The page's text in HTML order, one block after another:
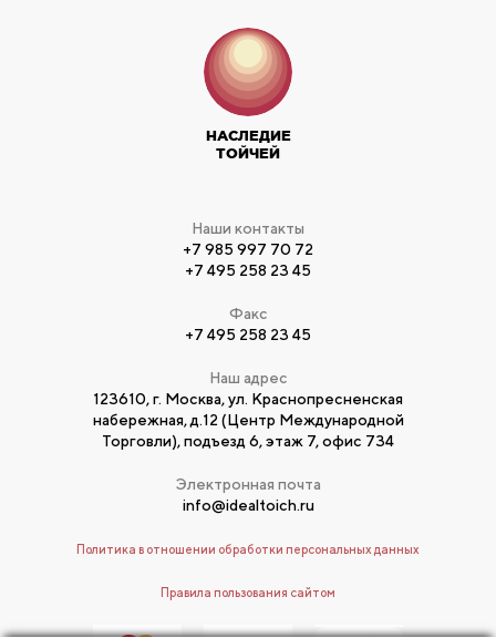
НАСЛЕДИЕ
ТОЙЧЕЙ
Наши контакты
+7 985 997 70 72
+7 495 258 23 45
Факс
+7 495 258 23 45
Наш адрес
123610, г. Москва, ул. Краснопресненская
набережная, д.12 (Центр Международной
Торговли), подъезд 6, этаж 7, офис 734
Электронная почта
info@idealtoich.ru
Политика в отношении обработки персональных данных
Правила пользования сайтом